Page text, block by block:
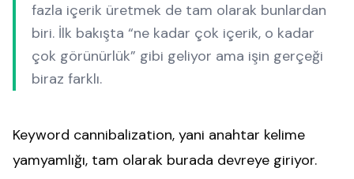
fazla içerik üretmek de tam olarak bunlardan
biri. İlk bakışta “ne kadar çok içerik, o kadar
çok görünürlük” gibi geliyor ama işin gerçeği
biraz farklı.
Keyword cannibalization, yani anahtar kelime
yamyamlığı, tam olarak burada devreye giriyor.